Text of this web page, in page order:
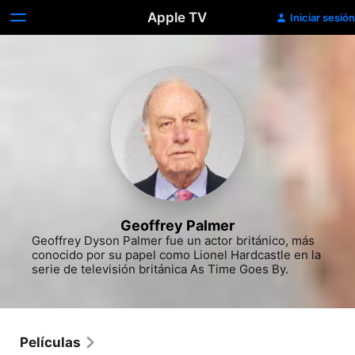
Apple TV Iniciar sesión
Geoffrey Palmer
Geoffrey Dyson Palmer fue un actor británico, más
conocido por su papel como Lionel Hardcastle en la
serie de televisión británica As Time Goes By.
Películas